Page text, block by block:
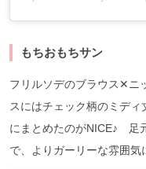
もちおもちサン
フリルソデのブラウス✕ニ
スにはチェック柄のミデ
にまとめたのがNICE♪ 足
で、よりガーリーな雰囲